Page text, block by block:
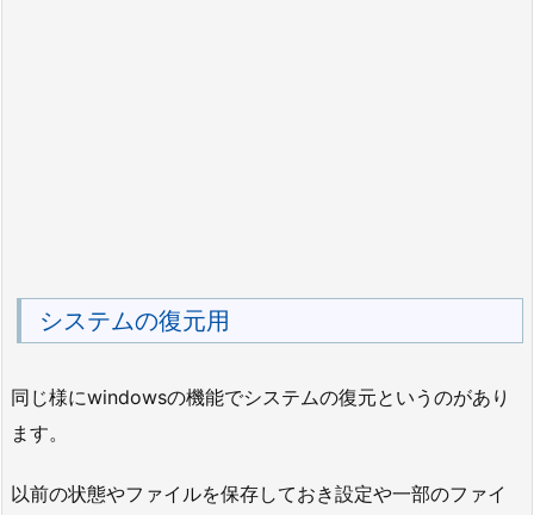
システムの復元用
同じ様にwindowsの機能でシステムの復元というのがあり
ます。
以前の状態やファイルを保存しておき設定や一部のファイ